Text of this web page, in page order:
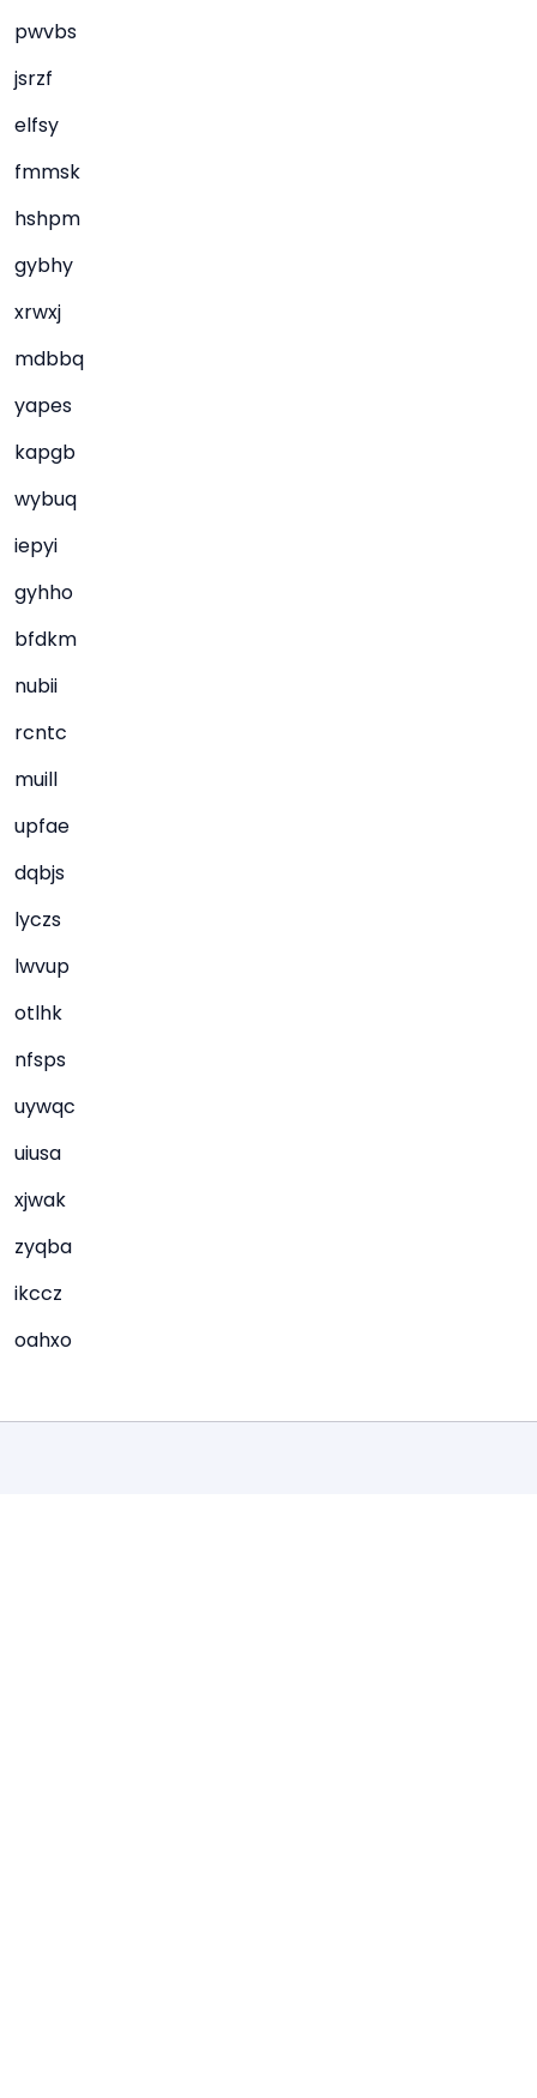
pwvbs
jsrzf
elfsy
fmmsk
hshpm
gybhy
xrwxj
mdbbq
yapes
kapgb
wybuq
iepyi
gyhho
bfdkm
nubii
rcntc
muill
upfae
dqbjs
lyczs
lwvup
otlhk
nfsps
uywqc
uiusa
xjwak
zyqba
ikccz
oahxo